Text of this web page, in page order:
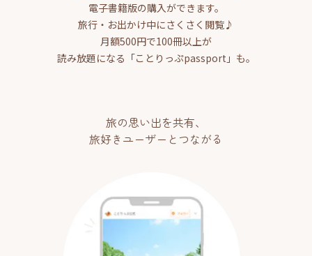
電子書籍版の購入ができます。
旅行・お出かけ中にさくさく閲覧♪
月額500円で100冊以上が
読み放題になる「ことりっぷpassport」も。
旅の思い出を共有、
旅好きユーザーとつながる